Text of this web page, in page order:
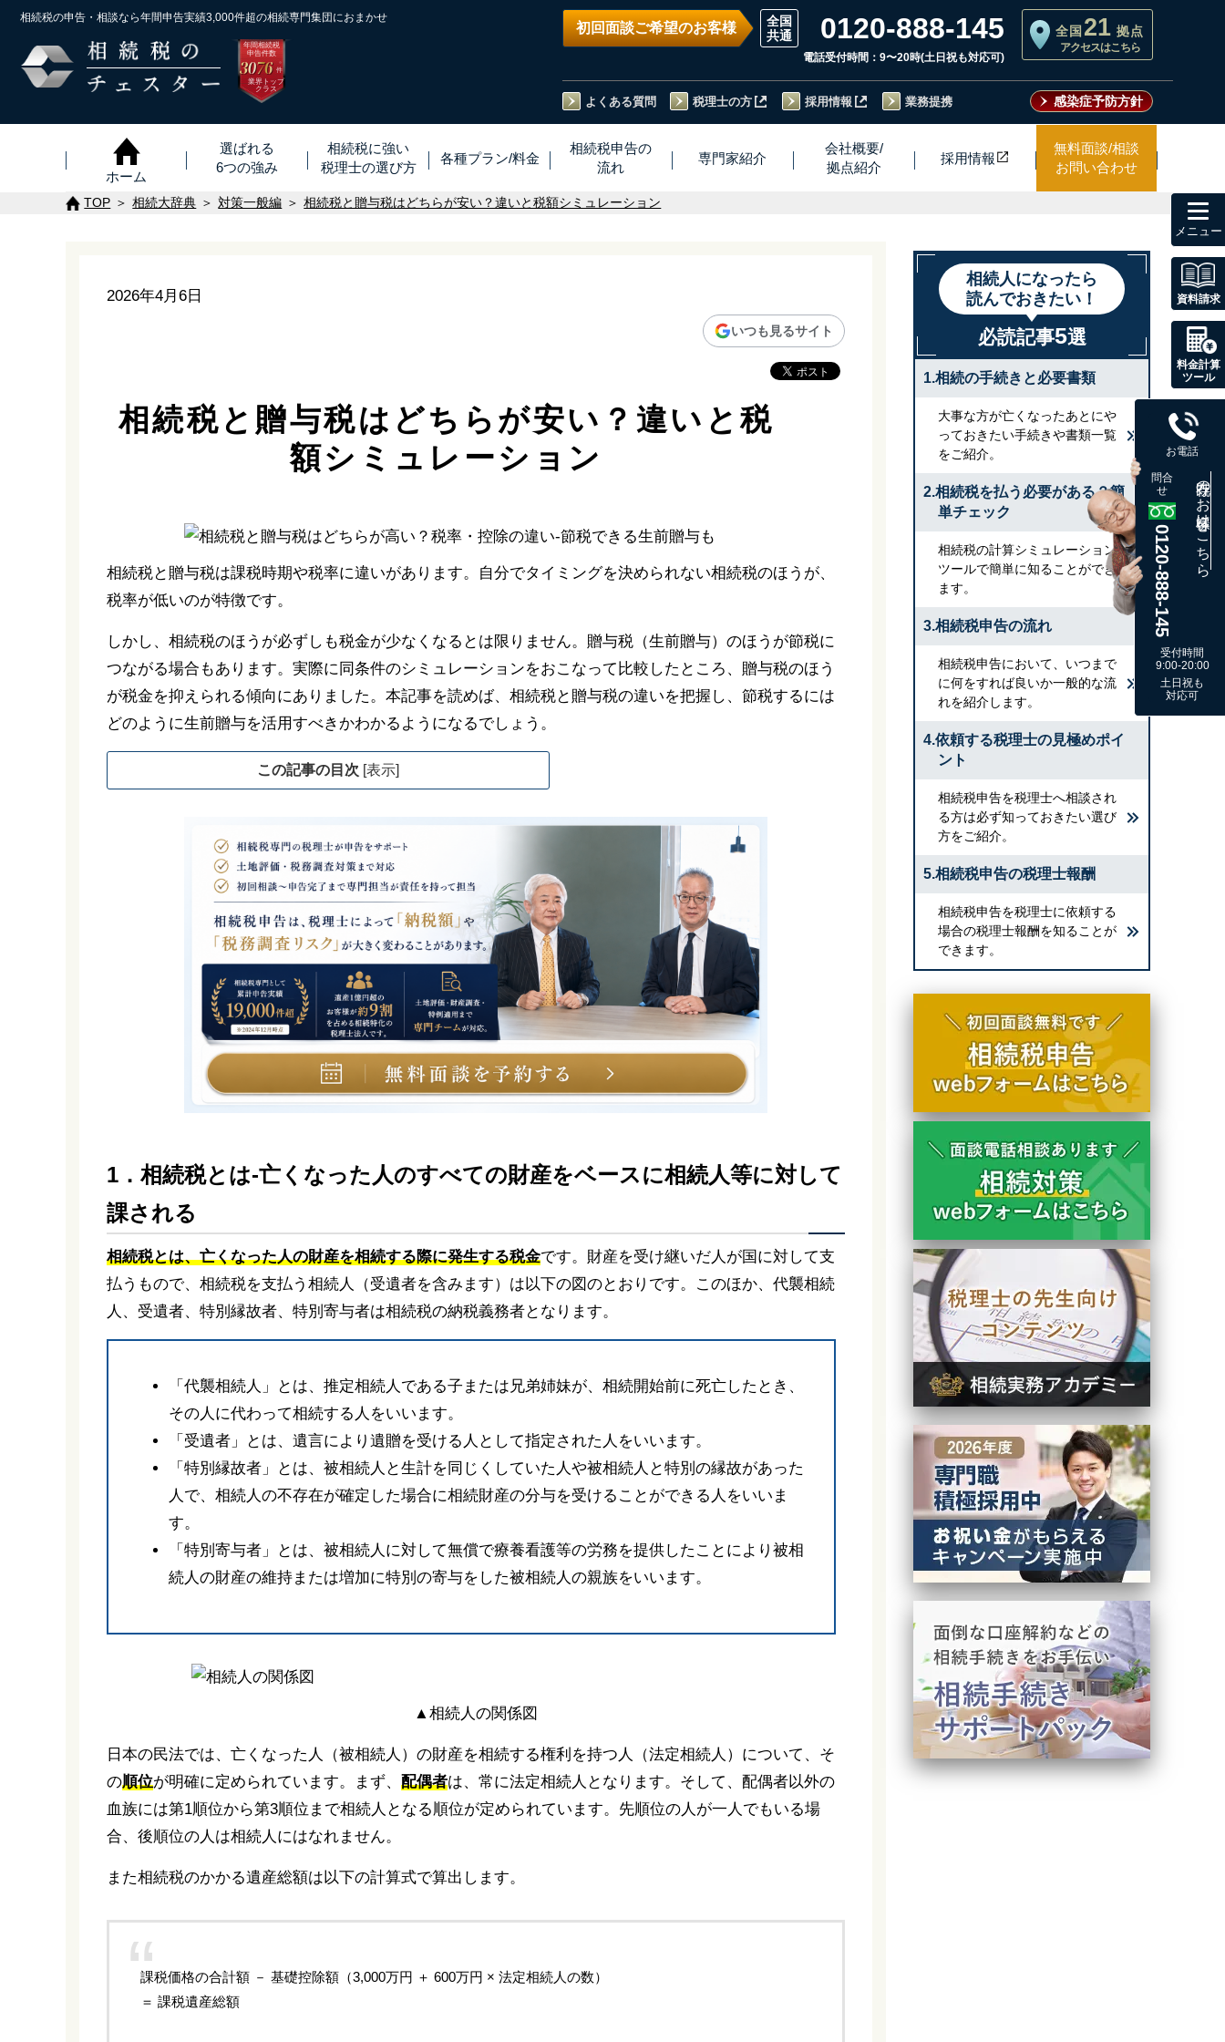
相続税の申告・相談なら年間申告実績3,000件超の相続専門集団におまかせ
年間相続税
申告件数
3076 ※
件
業界トップ
クラス
初回面談ご希望のお客様 0120-888-145
電話受付時間：9〜20時(土日祝も対応可)
全国 21 拠点
アクセスはこちら
よくある質問 税理士の方 採用情報 業務提携 感染症予防方針
ホーム
選ばれる
6つの強み
相続税に強い
税理士の選び方
各種プラン/料金
相続税申告の
流れ
専門家紹介
会社概要/
拠点紹介
採用情報
無料面談/相談
お問い合わせ
TOP 相続大辞典 対策一般編 相続税と贈与税はどちらが安い？違いと税額シミュレーション
2026年4月6日
いつも見るサイト
相続税と贈与税はどちらが安い？違いと税
額シミュレーション
相続税と贈与税は課税時期や税率に違いがあります。自分でタイミングを決められない相続税のほうが、
税率が低いのが特徴です。
しかし、相続税のほうが必ずしも税金が少なくなるとは限りません。贈与税（生前贈与）のほうが節税に
つながる場合もあります。実際に同条件のシミュレーションをおこなって比較したところ、贈与税のほう
が税金を抑えられる傾向にありました。本記事を読めば、相続税と贈与税の違いを把握し、節税するには
どのように生前贈与を活用すべきかわかるようになるでしょう。
この記事の目次 [表示]
1．相続税とは-亡くなった人のすべての財産をベースに相続人等に対して
課される
相続税とは、亡くなった人の財産を相続する際に発生する税金です。財産を受け継いだ人が国に対して支
払うもので、相続税を支払う相続人（受遺者を含みます）は以下の図のとおりです。このほか、代襲相続
人、受遺者、特別縁故者、特別寄与者は相続税の納税義務者となります。
「代襲相続人」とは、推定相続人である子または兄弟姉妹が、相続開始前に死亡したとき、
その人に代わって相続する人をいいます。
「受遺者」とは、遺言により遺贈を受ける人として指定された人をいいます。
「特別縁故者」とは、被相続人と生計を同じくしていた人や被相続人と特別の縁故があった
人で、相続人の不存在が確定した場合に相続財産の分与を受けることができる人をいいま
す。
「特別寄与者」とは、被相続人に対して無償で療養看護等の労務を提供したことにより被相
続人の財産の維持または増加に特別の寄与をした被相続人の親族をいいます。
▲相続人の関係図
日本の民法では、亡くなった人（被相続人）の財産を相続する権利を持つ人（法定相続人）について、そ
の順位が明確に定められています。まず、 配偶者は、常に法定相続人となります。そして、配偶者以外の
血族には第1順位から第3順位まで相続人となる順位が定められています。先順位の人が一人でもいる場
合、後順位の人は相続人にはなれません。
また相続税のかかる遺産総額は以下の計算式で算出します。
課税価格の合計額 － 基礎控除額（3,000万円 ＋ 600万円 × 法定相続人の数）
＝ 課税遺産総額
相続人になったら
読んでおきたい！
必読記事5選
1.相続の手続きと必要書類
大事な方が亡くなったあとにや
っておきたい手続きや書類一覧
をご紹介。
2.相続税を払う必要がある？簡
単チェック
相続税の計算シミュレーション
ツールで簡単に知ることができ
ます。
3.相続税申告の流れ
相続税申告において、いつまで
に何をすれば良いか一般的な流
れを紹介します。
4.依頼する税理士の見極めポイ
ント
相続税申告を税理士へ相談され
る方は必ず知っておきたい選び
方をご紹介。
5.相続税申告の税理士報酬
相続税申告を税理士に依頼する
場合の税理士報酬を知ることが
できます。
資料請求
料金計算
ツール
お電話
問合
せ
0120-888-145
既存のお客様はこちら
受付時間
9:00-20:00
土日祝も
対応可